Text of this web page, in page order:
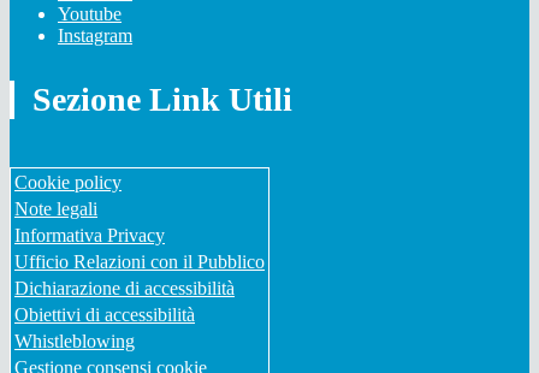
Youtube
Instagram
Sezione Link Utili
Cookie policy
Note legali
Informativa Privacy
Ufficio Relazioni con il Pubblico
Dichiarazione di accessibilità
Obiettivi di accessibilità
Whistleblowing
Gestione consensi cookie